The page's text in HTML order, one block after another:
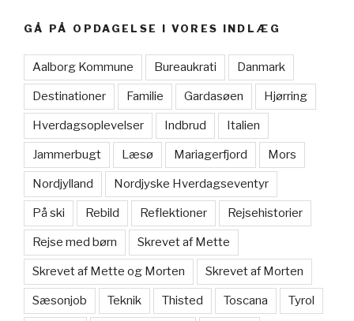
GÅ PÅ OPDAGELSE I VORES INDLÆG
Aalborg Kommune Bureaukrati Danmark
Destinationer Familie Gardasøen Hjørring
Hverdagsoplevelser Indbrud Italien
Jammerbugt Læsø Mariagerfjord Mors
Nordjylland Nordjyske Hverdagseventyr
På ski Rebild Reflektioner Rejsehistorier
Rejse med børn Skrevet af Mette
Skrevet af Mette og Morten Skrevet af Morten
Sæsonjob Teknik Thisted Toscana Tyrol